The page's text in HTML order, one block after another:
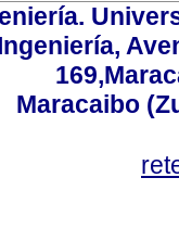
Maracaibo